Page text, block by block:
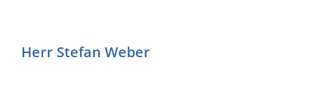
Herr Stefan Weber